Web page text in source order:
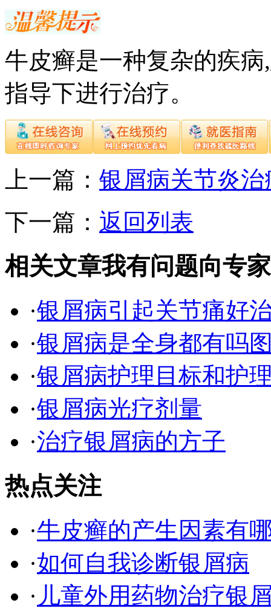
牛皮癣是一种复杂的疾
指导下进行治疗。
上一篇： 银屑病关节炎治
下一篇： 返回列表
相关文章我有问题向专
·银屑病引起关节痛好
·银屑病是全身都有吗
·银屑病护理目标和护
·银屑病光疗剂量
·治疗银屑病的方子
热点关注
·牛皮癣的产生因素有
·如何自我诊断银屑病
· 儿童外用药物治疗银